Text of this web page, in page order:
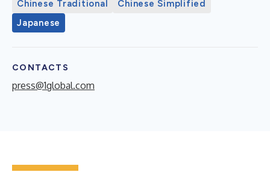
Chinese Traditional
Chinese Simplified
Japanese
CONTACTS
press@1global.com